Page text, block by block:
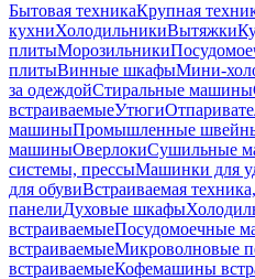
Бытовая техникаКрупная
кухниХолодильникиВытяжки
плитыМорозильники
плитыВинные шкафыМини-
за одеждойСтиральные машины
встраиваемыеУтюги
машиныПромышленные
машиныОверлокиСушильные
системы, прессыМашинки для
для обувиВстраиваемая
панелиДуховые шкафы
встраиваемыеПосудомоечные
встраиваемыеМикроволновые
встраиваемыеКофемашины